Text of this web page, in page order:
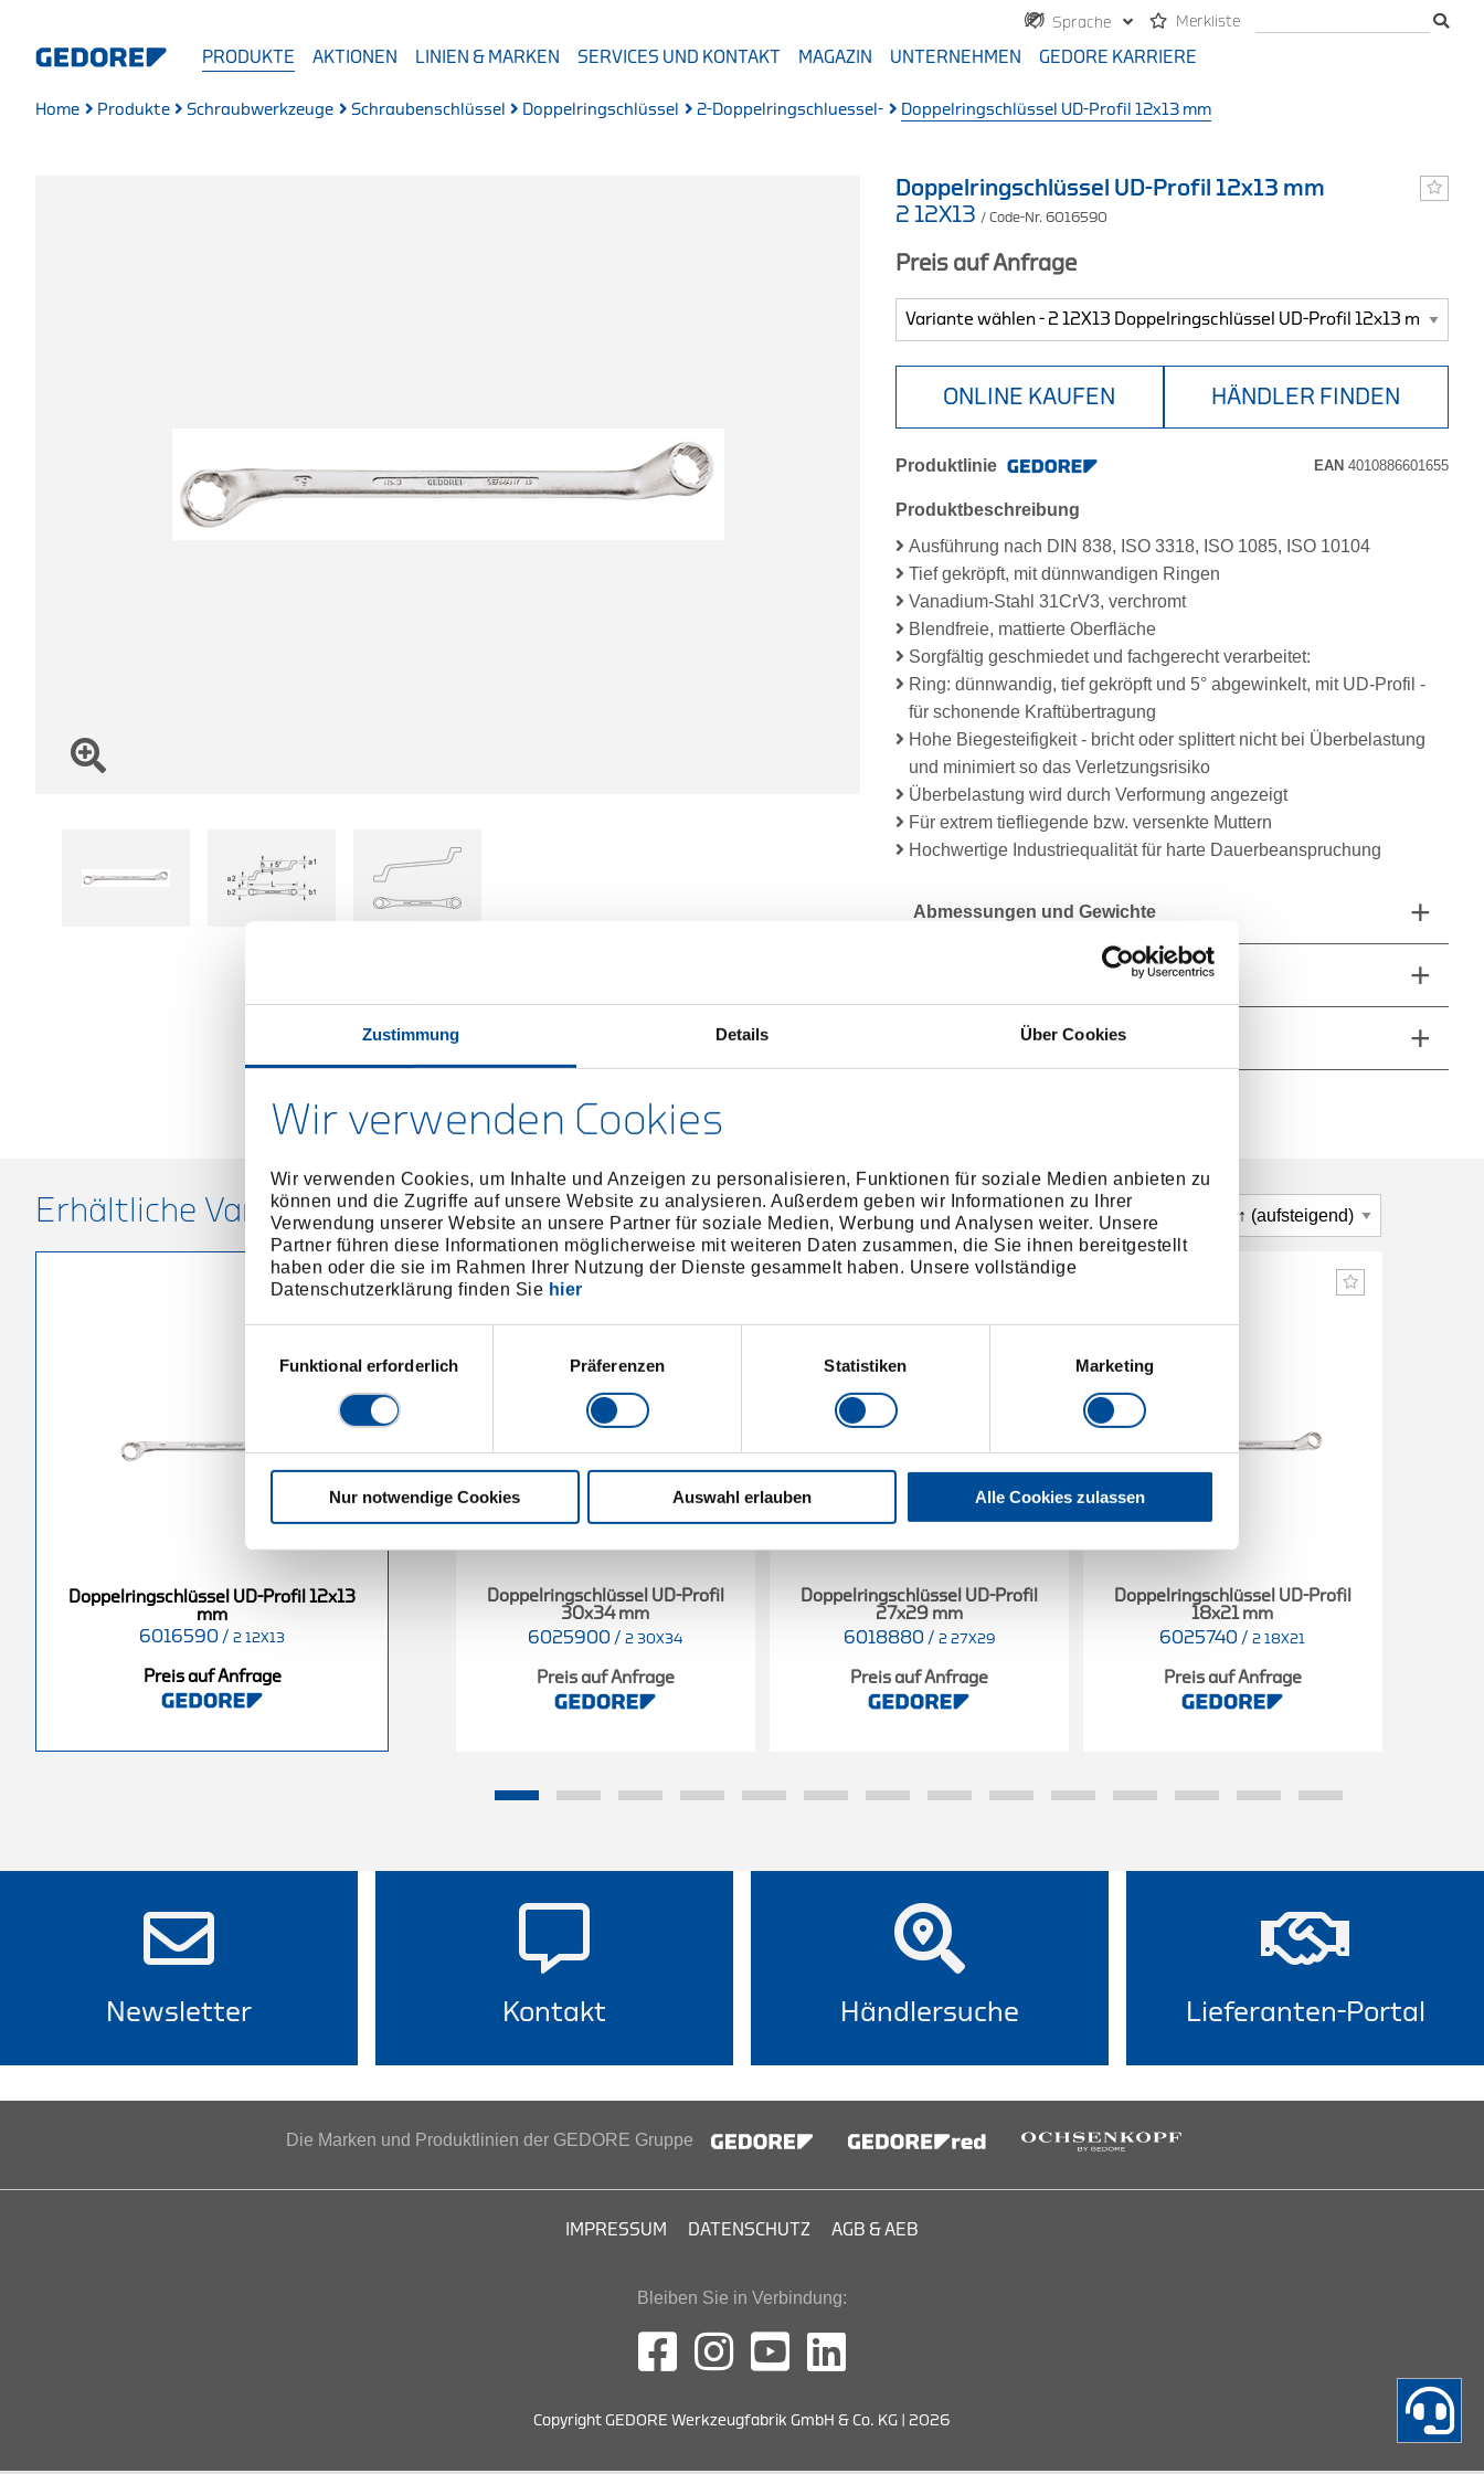
Zustimmung Details Über Cookies
Wir verwenden Cookies
Wir verwenden Cookies, um Inhalte und Anzeigen zu personalisieren, Funktionen für soziale Medien anbieten zu
können und die Zugriffe auf unsere Website zu analysieren. Außerdem geben wir Informationen zu Ihrer
Verwendung unserer Website an unsere Partner für soziale Medien, Werbung und Analysen weiter. Unsere
Partner führen diese Informationen möglicherweise mit weiteren Daten zusammen, die Sie ihnen bereitgestellt
haben oder die sie im Rahmen Ihrer Nutzung der Dienste gesammelt haben. Unsere vollständige
Datenschutzerklärung finden Sie hier
Funktional erforderlich
Präferenzen Statistiken Marketing
Nur notwendige Cookies Auswahl erlauben Alle Cookies zulassen
Sprache Merkliste
PRODUKTE AKTIONEN LINIEN & MARKEN SERVICES UND KONTAKT MAGAZIN UNTERNEHMEN GEDORE KARRIERE
Home Produkte Schraubwerkzeuge Schraubenschlüssel Doppelringschlüssel 2-Doppelringschluessel- Doppelringschlüssel UD-Profil 12x13 mm
Doppelringschlüssel UD-Profil 12x13 mm
2 12X13 / Code-Nr. 6016590
Preis auf Anfrage
ONLINE KAUFEN HÄNDLER FINDEN
Produktlinie EAN 4010886601655
Produktbeschreibung
Ausführung nach DIN 838, ISO 3318, ISO 1085, ISO 10104
Tief gekröpft, mit dünnwandigen Ringen
Vanadium-Stahl 31CrV3, verchromt
Blendfreie, mattierte Oberfläche
Sorgfältig geschmiedet und fachgerecht verarbeitet:
Ring: dünnwandig, tief gekröpft und 5° abgewinkelt, mit UD-Profil -
für schonende Kraftübertragung
Hohe Biegesteifigkeit - bricht oder splittert nicht bei Überbelastung
und minimiert so das Verletzungsrisiko
Überbelastung wird durch Verformung angezeigt
Für extrem tiefliegende bzw. versenkte Muttern
Hochwertige Industriequalität für harte Dauerbeanspruchung
Abmessungen und Gewichte
Technische Eigenschaften
Erhältliche Varianten
Doppelringschlüssel UD-Profil 12x13
mm
6016590 / 2 12X13
Preis auf Anfrage
UD-Profil
Doppelringschlüssel UD-Profil
6015350
Preis auf Anfrage
Doppelringschlüssel UD-Profil
30x34 mm
6025900 / 2 30X34
Preis auf Anfrage
Doppelringschlüssel UD-Profil
27x29 mm
6018880 / 2 27X29
Preis auf Anfrage
Doppelringschlüssel UD-Profil
18x21 mm
6025740 / 2 18X21
Preis auf Anfrage
Newsletter Kontakt Händlersuche Lieferanten-Portal
Die Marken und Produktlinien der GEDORE Gruppe
IMPRESSUM DATENSCHUTZ AGB & AEB
Bleiben Sie in Verbindung:
Copyright GEDORE Werkzeugfabrik GmbH & Co. KG | 2026